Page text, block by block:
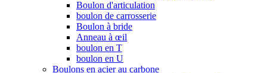
Boulon d'articulation
boulon de carrosserie
Boulon à bride
Anneau à œil
boulon en T
boulon en U
Boulons en acier au carbone